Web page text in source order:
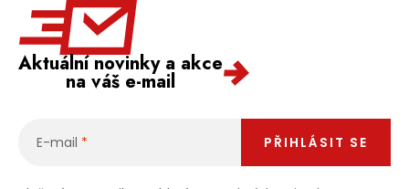
Aktuální novinky a akce
na váš e-mail
E-mail PŘIHLÁSIT SE